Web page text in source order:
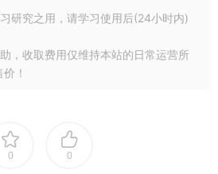
研究之用，请学习使用后(24小时内)
，收取费用仅维持本站的日常运营所
！
0 0